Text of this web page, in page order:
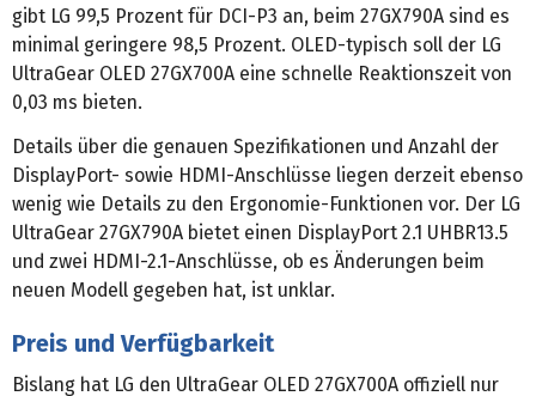
gibt LG 99,5 Prozent für DCI-P3 an, beim 27GX790A sind es
minimal geringere 98,5 Prozent. OLED-typisch soll der LG
UltraGear OLED 27GX700A eine schnelle Reaktionszeit von
0,03 ms bieten.
Details über die genauen Spezifikationen und Anzahl der
DisplayPort- sowie HDMI-Anschlüsse liegen derzeit ebenso
wenig wie Details zu den Ergonomie-Funktionen vor. Der LG
UltraGear 27GX790A bietet einen DisplayPort 2.1 UHBR13.5
und zwei HDMI-2.1-Anschlüsse, ob es Änderungen beim
neuen Modell gegeben hat, ist unklar.
Preis und Verfügbarkeit
Bislang hat LG den UltraGear OLED 27GX700A offiziell nur